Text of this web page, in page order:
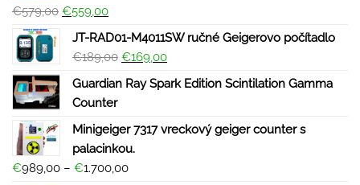
€579,00 €559,00
JT-RAD01-M4011SW ručné Geigerovo počítadlo
€189,00 €169,00
Guardian Ray Spark Edition Scintilation Gamma
Counter
Minigeiger 7317 vreckový geiger counter s
palacinkou.
€989,00 – €1.700,00